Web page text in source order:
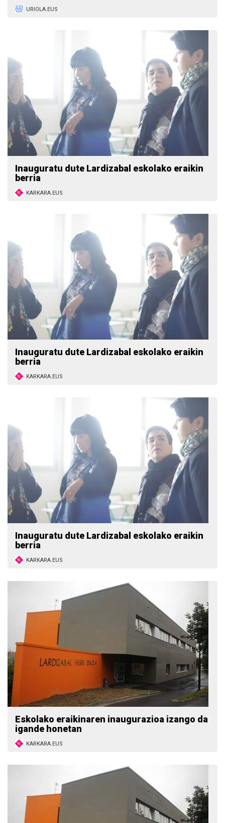
URIOLA.EUS
Inauguratu dute Lardizabal eskolako eraikin
berria
KARKARA.EUS
Inauguratu dute Lardizabal eskolako eraikin
berria
KARKARA.EUS
Inauguratu dute Lardizabal eskolako eraikin
berria
KARKARA.EUS
Eskolako eraikinaren inaugurazioa izango da
igande honetan
KARKARA.EUS